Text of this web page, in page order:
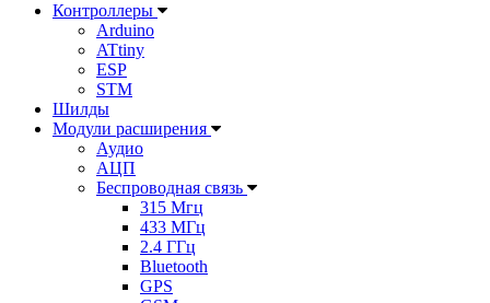
Контроллеры
Arduino
ATtiny
ESP
STM
Шилды
Модули расширения
Аудио
АЦП
Беспроводная связь
315 Мгц
433 МГц
2.4 ГГц
Bluetooth
GPS